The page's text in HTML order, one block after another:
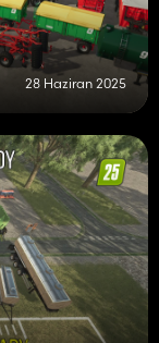
28 Haziran 2025